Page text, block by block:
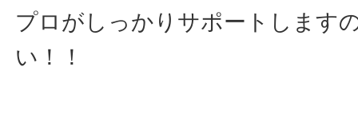
プロがしっかりサポートします
い！！